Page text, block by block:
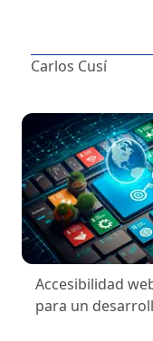
Carlos Cusí
Accesibilidad
para un